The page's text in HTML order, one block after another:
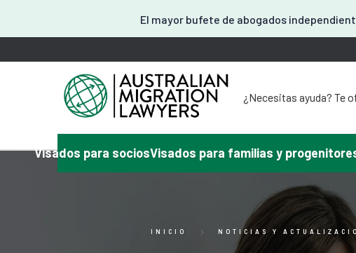
El mayor bufete de abogados
¿Necesitas ayuda? Te
¿Necesitas ayuda con
Aquí
Visados para sociosVisados para familias y
INICIO NOTICIAS Y